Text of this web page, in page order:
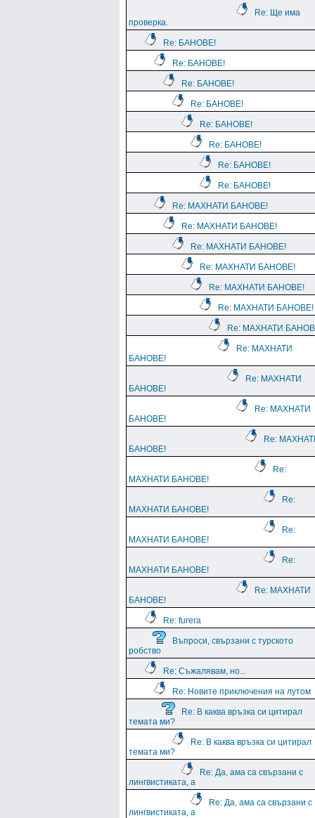
Re: Ще има
проверка.
Re: БАНОВЕ!
Re: БАНОВЕ!
Re: БАНОВЕ!
Re: БАНОВЕ!
Re: БАНОВЕ!
Re: БАНОВЕ!
Re: БАНОВЕ!
Re: БАНОВЕ!
Re: МАХНАТИ БАНОВЕ!
Re: МАХНАТИ БАНОВЕ!
Re: МАХНАТИ БАНОВЕ!
Re: МАХНАТИ БАНОВЕ!
Re: МАХНАТИ БАНОВЕ!
Re: МАХНАТИ БАНОВЕ!
Re: МАХНАТИ
Re: МАХНАТИ
БАНОВЕ!
Re: МАХНАТИ
БАНОВЕ!
Re: МАХНАТИ
БАНОВЕ!
Re:
БАНОВЕ!
Re:
МАХНАТИ БАНОВЕ!
Re:
МАХНАТИ БАНОВЕ!
Re:
МАХНАТИ БАНОВЕ!
Re:
МАХНАТИ БАНОВЕ!
Re: МАХНАТИ
БАНОВЕ!
Re: furera
Въпроси, свързани с турското
робство
Re: Съжалявам, но...
Re: Новите приключения на лутом
Re: В каква връзка си цитирал
темата ми?
Re: В каква връзка си цитирал
темата ми?
Re: Да, ама са свързани с
лингвистиката, а
Re: Да, ама са свързани с
лингвистиката, а